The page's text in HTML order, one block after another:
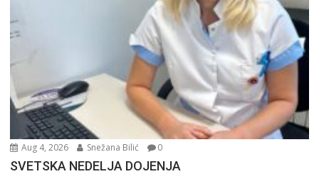
Aug 4, 2026 Snežana Bilić 0
SVETSKA NEDELJA DOJENJA